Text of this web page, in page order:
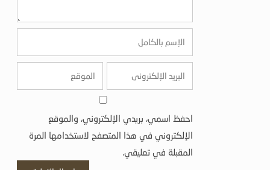
احفظ اسمي، بريدي الإلكتروني، والموقع
الإلكتروني في هذا المتصفح لاستخدامها المرة
المقبلة في تعليقي.